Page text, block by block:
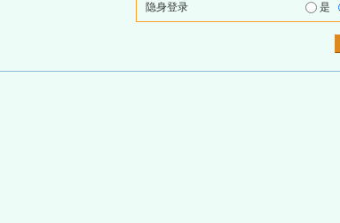
隐身登录 是